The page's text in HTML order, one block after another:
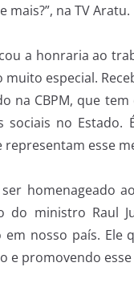
mais?”, na TV Aratu.
a honraria ao
especial.
na CBPM, que
sociais no
esse
homenageado
do ministro Raul
em nosso país.
e promovendo